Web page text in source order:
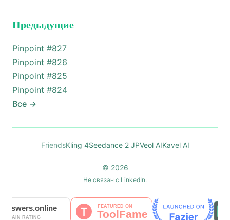
Предыдущие
Pinpoint #827
Pinpoint #826
Pinpoint #825
Pinpoint #824
Все →
FriendsKling 4Seedance 2 JPVeol AIKavel AI
© 2026
Не связан с LinkedIn.